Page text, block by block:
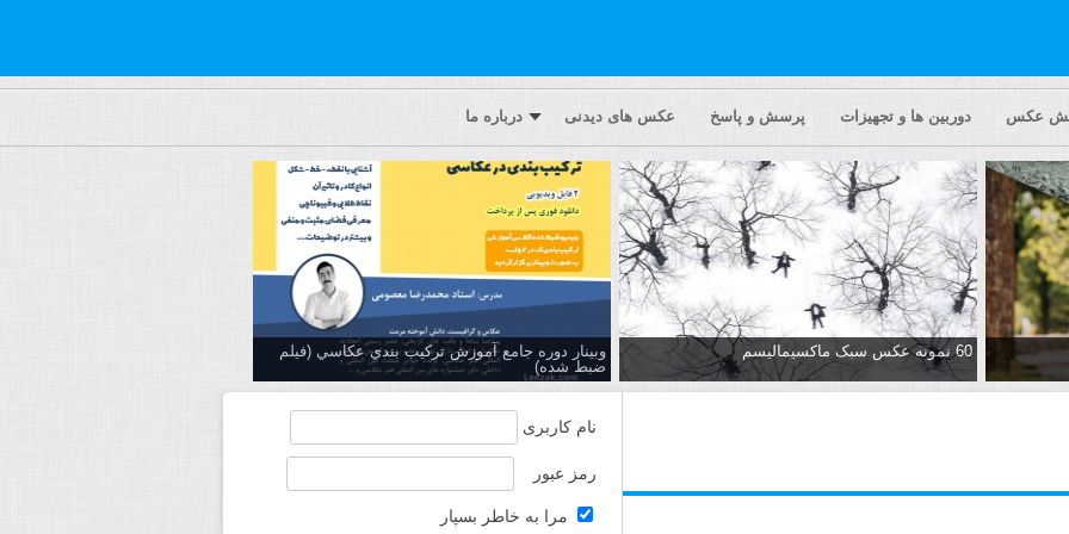
عکس دوربین ها و تجهیزات پرسش و پاسخ عکس های دیدنی درباره ما
60 نمونه عکس سبک ماکسیمالیسم
وبینار دوره جامع آموزش تركيب بندي عكاسي (فیلم
ضبط شده)
نام کاربری
رمز عبور
مرا به خاطر بسپار